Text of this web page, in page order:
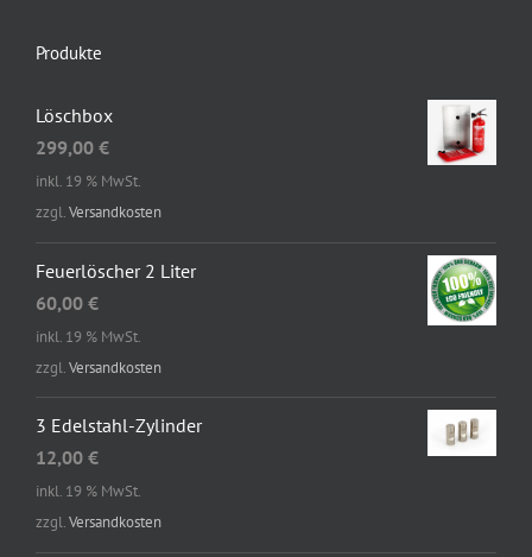
Produkte
Löschbox
299,00 €
inkl. 19 % MwSt.
zzgl.Versandkosten
Feuerlöscher 2 Liter
60,00 €
inkl. 19 % MwSt.
zzgl.Versandkosten
3 Edelstahl-Zylinder
12,00 €
inkl. 19 % MwSt.
zzgl.Versandkosten